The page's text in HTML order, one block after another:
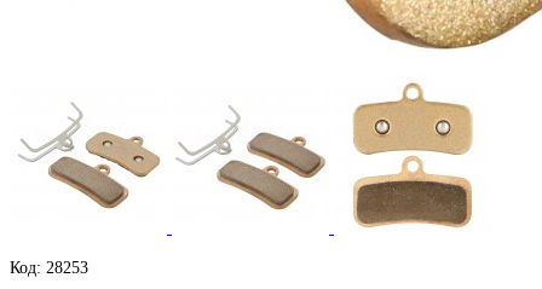
Код: 28253